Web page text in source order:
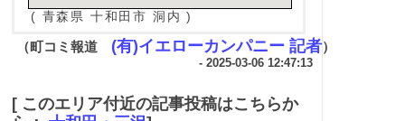
( 青森県 十和田市 洞内 )
（町コミ報道 (有)イエローカンパニー 記者）
- 2025-03-06 12:47:13
[ このエリア付近の記事投稿はこちらか